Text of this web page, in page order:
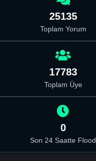
25135
Toplam Yorum
17783
Toplam Üye
0
Son 24 Saatte Flood